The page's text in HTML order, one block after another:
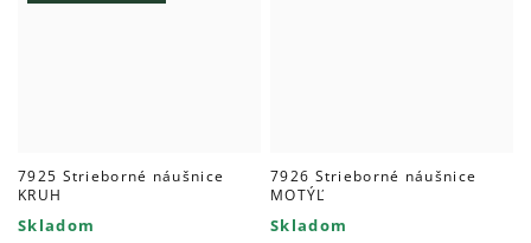
7925 Strieborné náušnice
KRUH
Skladom
7926 Strieborné náušnice
MOTÝĽ
Skladom